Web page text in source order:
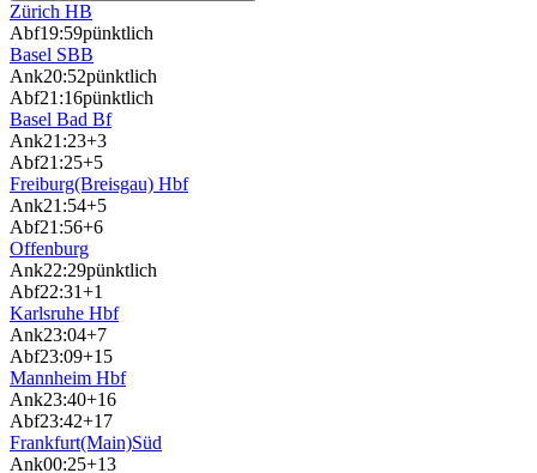
Zürich HB
Abf19:59pünktlich
Basel SBB
Ank20:52pünktlich
Abf21:16pünktlich
Basel Bad Bf
Ank21:23+3
Abf21:25+5
Freiburg(Breisgau) Hbf
Ank21:54+5
Abf21:56+6
Offenburg
Ank22:29pünktlich
Abf22:31+1
Karlsruhe Hbf
Ank23:04+7
Abf23:09+15
Mannheim Hbf
Ank23:40+16
Abf23:42+17
Frankfurt(Main)Süd
Ank00:25+13